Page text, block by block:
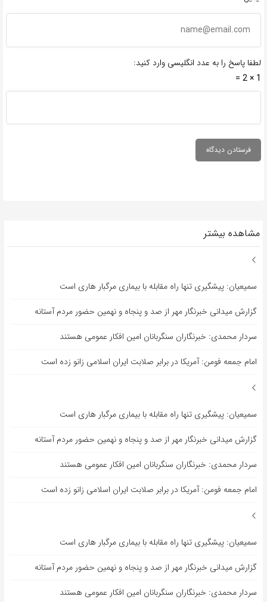
لطفا پاسخ را به عدد انگلیسی وارد کنید:
1 × 2 =
مشاهده بیشتر
سمیعیان: پیشگیری تنها راه مقابله با بیماری مرگبار هاری است
گزارش میدانی خبرنگار مهر از صد و پنجاه و نهمین حضور مردم آستانه
سردار محمدی: خبرنگاران سنگربانان امین افکار عمومی هستند
امام جمعه فومن: آمریکا در برابر صلابت ایران اسلامی زانو زده است
سمیعیان: پیشگیری تنها راه مقابله با بیماری مرگبار هاری است
گزارش میدانی خبرنگار مهر از صد و پنجاه و نهمین حضور مردم آستانه
سردار محمدی: خبرنگاران سنگربانان امین افکار عمومی هستند
امام جمعه فومن: آمریکا در برابر صلابت ایران اسلامی زانو زده است
سمیعیان: پیشگیری تنها راه مقابله با بیماری مرگبار هاری است
گزارش میدانی خبرنگار مهر از صد و پنجاه و نهمین حضور مردم آستانه
سردار محمدی: خبرنگاران سنگربانان امین افکار عمومی هستند